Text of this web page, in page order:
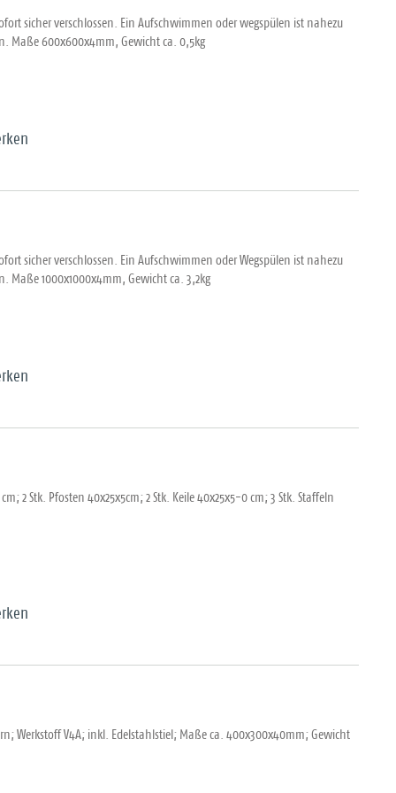
sicher verschlossen. Ein Aufschwimmen oder wegspülen ist nahezu
Maße 600x600x4mm, Gewicht ca. 0,5kg
sicher verschlossen. Ein Aufschwimmen oder Wegspülen ist nahezu
Maße 1000x1000x4mm, Gewicht ca. 3,2kg
2 Stk. Pfosten 40x25x5cm; 2 Stk. Keile 40x25x5-0 cm; 3 Stk. Staffeln
Werkstoff V4A; inkl. Edelstahlstiel; Maße ca. 400x300x40mm; Gewicht